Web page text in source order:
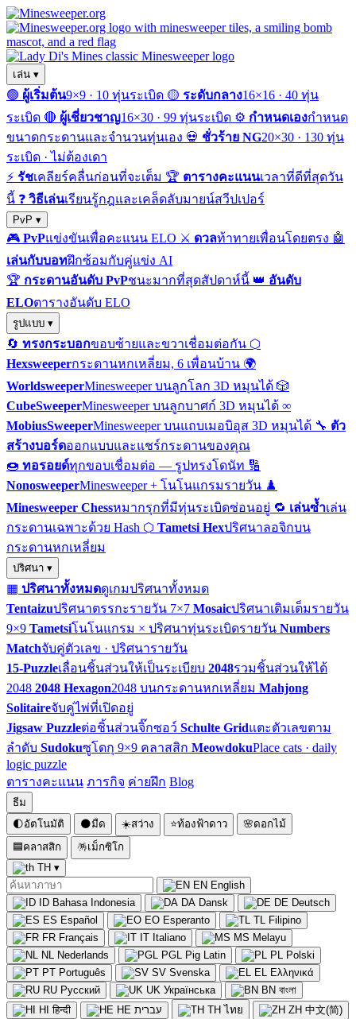
เล่น ▾
🟢 ผู้เริ่มต้น9×9 · 10 ทุ่นระเบิด 🟡 ระดับกลาง16×16 · 40 ทุ่น
ระเบิด 🔴 ผู้เชี่ยวชาญ16×30 · 99 ทุ่นระเบิด ⚙️ กำหนดเองกำหนด
ขนาดกระดานและจำนวนทุ่นเอง 💀 ชั่วร้าย NG20×30 · 130 ทุ่น
ระเบิด · ไม่ต้องเดา
⚡ รัชเคลียร์คลื่นก่อนที่จะเต็ม 🏆 ตารางคะแนนเวลาที่ดีที่สุดวัน
นี้ ❓ วิธีเล่นเรียนรู้กฎและเคล็ดลับมายน์สวีปเปอร์
PvP ▾
🎮 PvPแข่งขันเพื่อคะแนน ELO ⚔️ ดวลท้าทายเพื่อนโดยตรง 🤖
เล่นกับบอทฝึกซ้อมกับคู่แข่ง AI
🏆 กระดานอันดับ PvPชนะมากที่สุดสัปดาห์นี้ 👑 อันดับ
ELOตารางอันดับ ELO
รูปแบบ ▾
🔄 ทรงกระบอกขอบซ้ายและขวาเชื่อมต่อกัน ⬡
Hexsweeperกระดานหกเหลี่ยม, 6 เพื่อนบ้าน 🌍
WorldsweeperMinesweeper บนลูกโลก 3D หมุนได้ 🎲
CubeSweeperMinesweeper บนลูกบาศก์ 3D หมุนได้ ∞
MobiusSweeperMinesweeper บนแถบเมอบิอุส 3D หมุนได้ 🔧 ตัว
สร้างบอร์ดออกแบบและแชร์กระดานของคุณ
🍩 ทอรอยด์ทุกขอบเชื่อมต่อ — รูปทรงโดนัท 🔢
NonosweeperMinesweeper + โนโนแกรมรายวัน ♟️
Minesweeper Chessหมากรุกที่มีทุ่นระเบิดซ่อนอยู่ 🔁 เล่นซ้ำเล่น
กระดานเฉพาะด้วย Hash ⬡ Tametsi Hexปริศนาลอจิกบน
กระดานหกเหลี่ยม
ปริศนา ▾
▦ ปริศนาทั้งหมดดูเกมปริศนาทั้งหมด
Tentaizuปริศนาตรรกะรายวัน 7×7 Mosaicปริศนาเติมเต็มรายวัน
9×9 Tametsiโนโนแกรม × ปริศนาทุ่นระเบิดรายวัน Numbers
Matchจับคู่ตัวเลข · ปริศนารายวัน
15-Puzzleเลื่อนชิ้นส่วนให้เป็นระเบียบ 2048รวมชิ้นส่วนให้ได้
2048 2048 Hexagon2048 บนกระดานหกเหลี่ยม Mahjong
Solitaireจับคู่ไพ่ที่เปิดอยู่
Jigsaw Puzzleต่อชิ้นส่วนจิ๊กซอว์ Schulte Gridแตะตัวเลขตาม
ลำดับ Sudokuซูโดกุ 9×9 คลาสสิก MeowdokuPlace cats · daily
logic puzzle
ตารางคะแนน ภารกิจ ค่ายฝึก Blog
ธีม
🌓อัตโนมัติ 🌑มืด ☀️สว่าง ⭐ท้องฟ้าดาว 🌸ดอกไม้
🟦 คลาสสิก 🪅เม็กซิโก
TH ▾
EN English
ID Bahasa Indonesia DA Dansk DE Deutsch
ES Español EO Esperanto TL Filipino
FR Français IT Italiano MS Melayu
NL Nederlands PGL Pig Latin PL Polski
PT Português SV Svenska EL Ελληνικά
RU Русский UK Українська BN বাংলা
HI हिन्दी HE עברית TH ไทย ZH 中文(简)